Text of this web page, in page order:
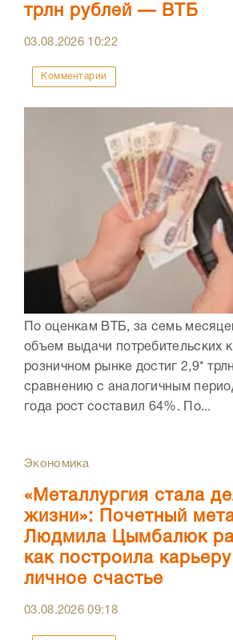
трлн рублей — ВТБ
03.08.2026 10:22
Комментарии
По оценкам ВТБ, за семь
объем выдачи потребительских
розничном рынке достиг 2,9*
сравнению с аналогичным
года рост составил 64%. По...
Экономика
«Металлургия стала
жизни»: Почетный
Людмила Цымбалюк
как построила
личное счастье
03.08.202609:18